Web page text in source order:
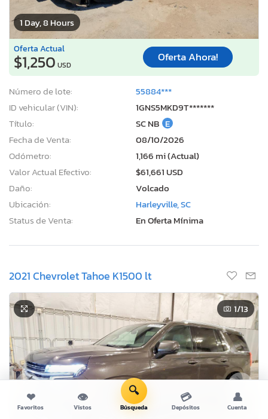
1 Day, 8 Hours
Oferta Actual
$1,250 USD
Oferta Ahora!
Número de lote:
55884***
ID vehicular (VIN):
1GNS5MKD9T*******
Título:
SC NB E
Fecha de Venta:
08/10/2026
Odómetro:
1,166 mi (Actual)
Valor Actual Efectivo:
$61,661 USD
Daño:
Volcado
Ubicación:
Harleyville, SC
Status de Venta:
En Oferta Mínima
2021 Chevrolet Tahoe K1500 lt
1/13
❤
Favoritos
👁
Vistos
🔍
Búsqueda
💳
Depósitos
👤
Cuenta